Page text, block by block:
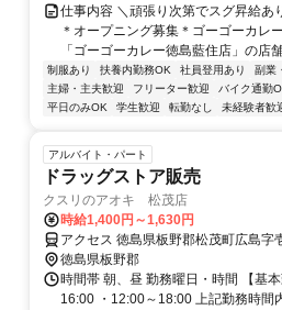
仕事内容 ＼頑張り次第でスグ昇給
＊オープニング募集＊ゴーゴーカレ
「ゴーゴーカレー徳島藍住店」の店
制服あり 扶養内勤務OK 社員登用あり 副業
主婦・主夫歓迎
フリーター歓迎 バイク通勤
平日のみOK
学生歓迎 転勤なし 未経験者歓
アルバイト・パート
ドラッグストア販売
クスリのアオキ 松茂店
時給1,400円～1,630円
アクセス 徳島県板野郡松茂町広島字
徳島県板野郡
時間帯 朝、昼 勤務曜日・時間 【基
16:00 ・12:00～18:00 上記勤務時間